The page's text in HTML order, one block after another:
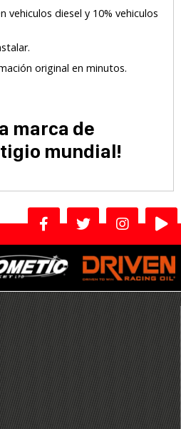
vehiculos diesel y 10% vehiculos
original en minutos.
marca de
mundial!